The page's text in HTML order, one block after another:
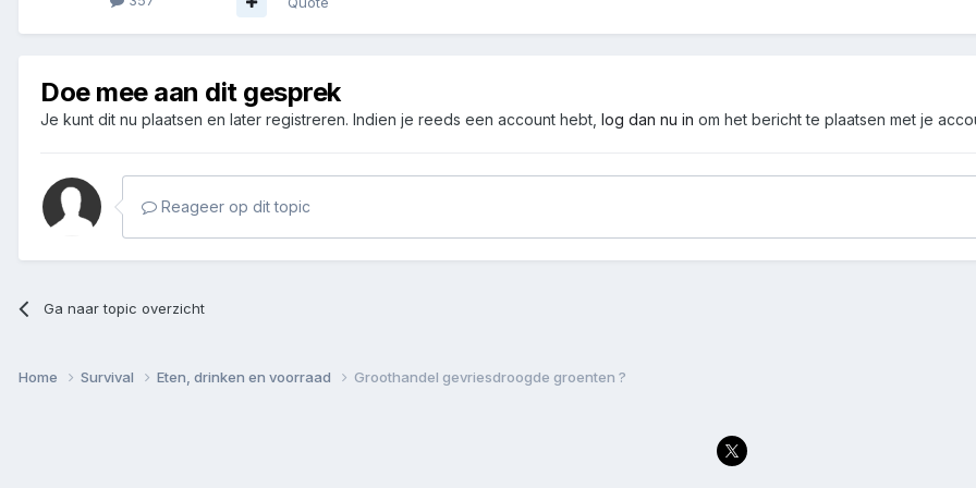
Doe mee aan dit gesprek
Je kunt dit nu plaatsen en later registreren. Indien je reeds een account hebt, log dan nu in om het bericht te plaatsen met je
Reageer op dit topic
Ga naar topic overzicht
Home Survival Eten, drinken en voorraad Groothandel gevriesdroogde groenten ?